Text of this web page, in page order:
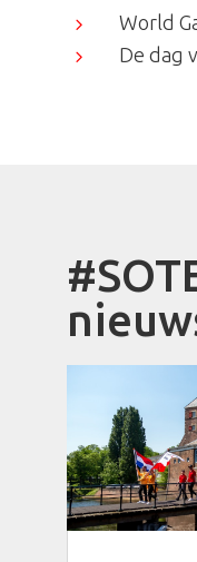
5
World
5
De dag